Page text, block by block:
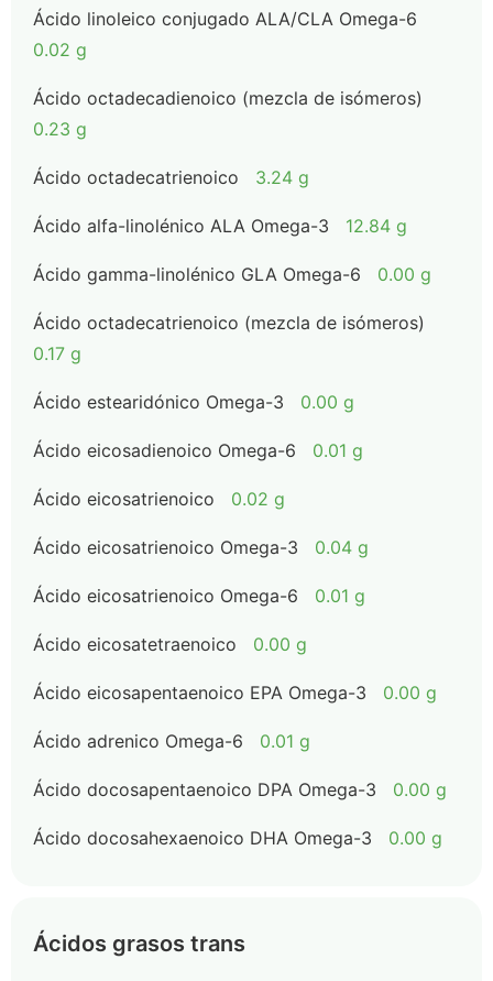
Ácido linoleico conjugado ALA/CLA Omega-6
0.02 g
Ácido octadecadienoico (mezcla de isómeros)
0.23 g
Ácido octadecatrienoico 3.24 g
Ácido alfa-linolénico ALA Omega-3 12.84 g
Ácido gamma-linolénico GLA Omega-6 0.00 g
Ácido octadecatrienoico (mezcla de isómeros)
0.17 g
Ácido estearidónico Omega-3 0.00 g
Ácido eicosadienoico Omega-6 0.01 g
Ácido eicosatrienoico 0.02 g
Ácido eicosatrienoico Omega-3 0.04 g
Ácido eicosatrienoico Omega-6 0.01 g
Ácido eicosatetraenoico 0.00 g
Ácido eicosapentaenoico EPA Omega-3 0.00 g
Ácido adrenico Omega-6 0.01 g
Ácido docosapentaenoico DPA Omega-3 0.00 g
Ácido docosahexaenoico DHA Omega-3 0.00 g
Ácidos grasos trans